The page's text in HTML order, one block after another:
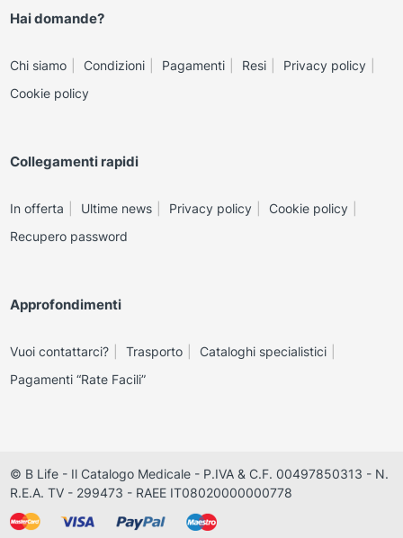
Hai domande?
Chi siamo Condizioni Pagamenti Resi
Privacy policy
Cookie policy
Collegamenti rapidi
In offerta Ultime news Privacy policy
Cookie policy
Recupero password
Approfondimenti
Vuoi contattarci? Trasporto
Cataloghi specialistici
Pagamenti “Rate Facili”
© B Life - Il Catalogo Medicale - P.IVA & C.F. 00497850313 - N.
R.E.A. TV - 299473 - RAEE IT08020000000778